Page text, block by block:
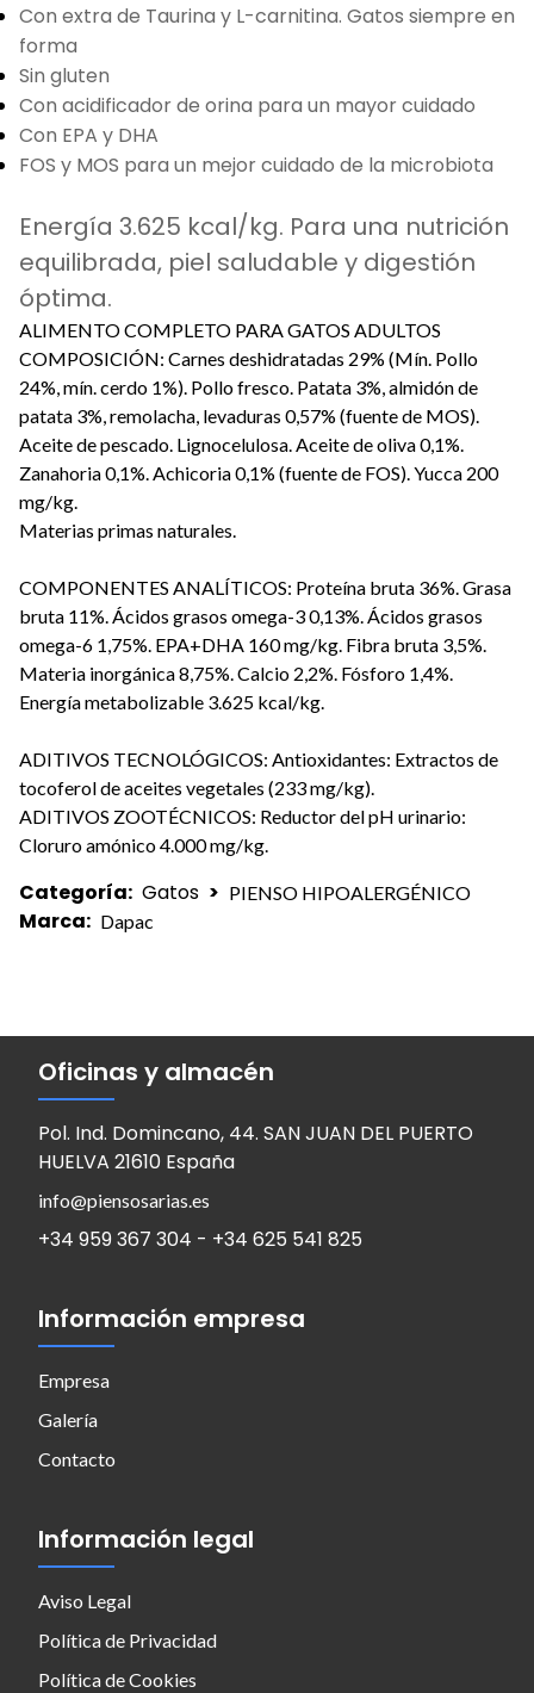
Con extra de Taurina y L-carnitina. Gatos siempre en
forma
Sin gluten
Con acidificador de orina para un mayor cuidado
Con EPA y DHA
FOS y MOS para un mejor cuidado de la microbiota
Energía 3.625 kcal/kg. Para una nutrición
equilibrada, piel saludable y digestión
óptima.
ALIMENTO COMPLETO PARA GATOS ADULTOS
COMPOSICIÓN: Carnes deshidratadas 29% (Mín. Pollo
24%, mín. cerdo 1%). Pollo fresco. Patata 3%, almidón de
patata 3%, remolacha, levaduras 0,57% (fuente de MOS).
Aceite de pescado. Lignocelulosa. Aceite de oliva 0,1%.
Zanahoria 0,1%. Achicoria 0,1% (fuente de FOS). Yucca 200
mg/kg.
Materias primas naturales.
COMPONENTES ANALÍTICOS: Proteína bruta 36%. Grasa
bruta 11%. Ácidos grasos omega-3 0,13%. Ácidos grasos
omega-6 1,75%. EPA+DHA 160 mg/kg. Fibra bruta 3,5%.
Materia inorgánica 8,75%. Calcio 2,2%. Fósforo 1,4%.
Energía metabolizable 3.625 kcal/kg.
ADITIVOS TECNOLÓGICOS: Antioxidantes: Extractos de
tocoferol de aceites vegetales (233 mg/kg).
ADITIVOS ZOOTÉCNICOS: Reductor del pH urinario:
Cloruro amónico 4.000 mg/kg.
Categoría: Gatos > PIENSO HIPOALERGÉNICO
Marca: Dapac
Oficinas y almacén
Pol. Ind. Domincano, 44. SAN JUAN DEL PUERTO
HUELVA 21610 España
info@piensosarias.es
+34 959 367 304 - +34 625 541 825
Información empresa
Empresa
Galería
Contacto
Información legal
Aviso Legal
Política de Privacidad
Política de Cookies